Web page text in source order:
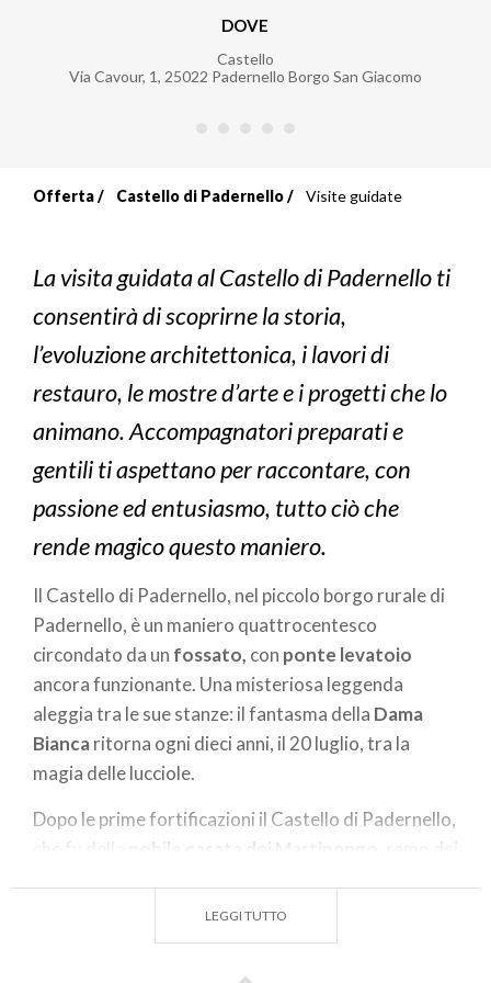
DOVE
Castello
Via Cavour, 1, 25022 Padernello Borgo San Giacomo
di
pane
Offerta Castello di Padernello Visite guidate
La visita guidata al Castello di Padernello ti
consentirà di scoprirne la storia,
l’evoluzione architettonica, i lavori di
restauro, le mostre d’arte e i progetti che lo
animano. Accompagnatori preparati e
gentili ti aspettano per raccontare, con
passione ed entusiasmo, tutto ciò che
rende magico questo maniero.
Il Castello di Padernello, nel piccolo borgo rurale di
Padernello, è un maniero quattrocentesco
circondato da un fossato, con ponte levatoio
ancora funzionante. Una misteriosa leggenda
aleggia tra le sue stanze: il fantasma della Dama
Biancaritorna ogni dieci anni, il 20 luglio, tra la
magia delle lucciole.
Dopo le prime fortificazioni il Castello di Padernello,
che fu della
nobile casata dei Martinengo
, ramo dei
trasformarsi, nel corso del Settecento, in villa
signorile, assumendo la forma che oggi ammiriamo.
LEGGI TUTTO